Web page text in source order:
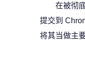
在被彻
提交到
将其当做主